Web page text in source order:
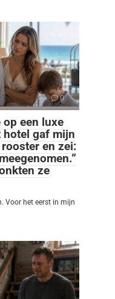
0
op een luxe
gaf mijn
en zei:
ze
Voor het eerst in mijn